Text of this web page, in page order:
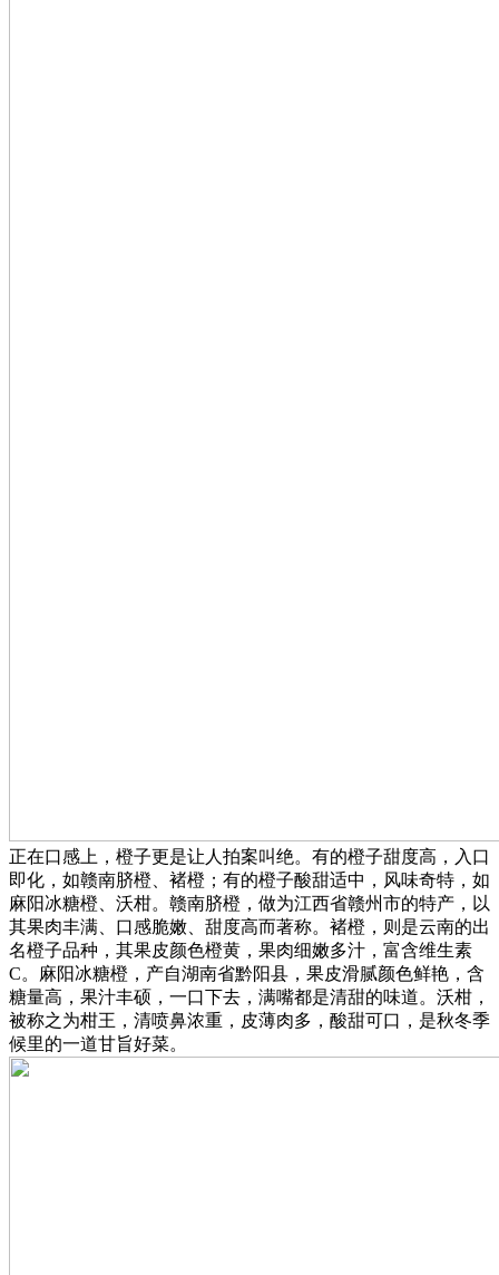
正在口感上，橙子更是让人拍案叫绝。有的橙子甜度高，入口
即化，如赣南脐橙、褚橙；有的橙子酸甜适中，风味奇特，如
麻阳冰糖橙、沃柑。赣南脐橙，做为江西省赣州市的特产，以
其果肉丰满、口感脆嫩、甜度高而著称。褚橙，则是云南的出
名橙子品种，其果皮颜色橙黄，果肉细嫩多汁，富含维生素
C。麻阳冰糖橙，产自湖南省黔阳县，果皮滑腻颜色鲜艳，含
糖量高，果汁丰硕，一口下去，满嘴都是清甜的味道。沃柑，
被称之为柑王，清喷鼻浓重，皮薄肉多，酸甜可口，是秋冬季
候里的一道甘旨好菜。